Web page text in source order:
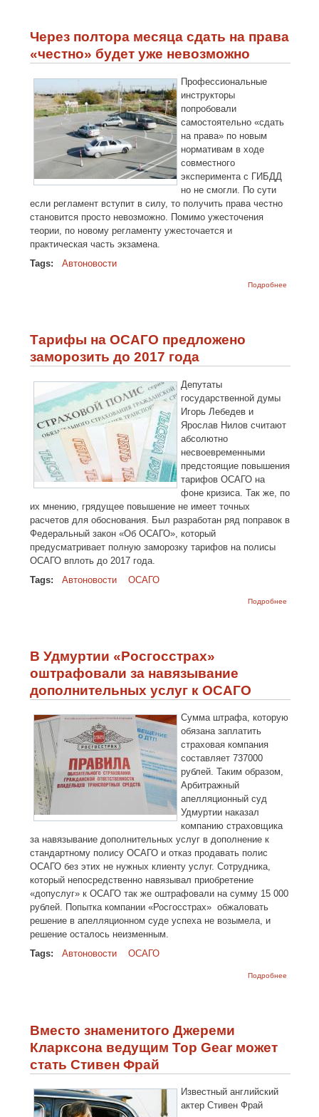
лишения
Через полтора месяца сдать на права
«честно» будет уже невозможно
Профессиональные
инструкторы
попробовали
самостоятельно «сдать
на права» по новым
нормативам в ходе
совместного
эксперимента с ГИБДД
но не смогли. По сути
если регламент вступит в силу, то получить права честно
становится просто невозможно. Помимо ужесточения
теории, по новому регламенту ужесточается и
практическая часть экзамена.
Tags:
Автоновости
Подробнее
Тарифы на ОСАГО предложено
заморозить до 2017 года
Депутаты
государственной думы
Игорь Лебедев и
Ярослав Нилов считают
абсолютно
несвоевременными
предстоящие повышения
тарифов ОСАГО на
фоне кризиса. Так же, по
их мнению, грядущее повышение не имеет точных
расчетов для обоснования. Был разработан ряд поправок в
Федеральный закон «Об ОСАГО», который
предусматривает полную заморозку тарифов на полисы
ОСАГО вплоть до 2017 года.
Tags:
Автоновости ОСАГО
Подробнее
В Удмуртии «Росгосстрах»
оштрафовали за навязывание
дополнительных услуг к ОСАГО
Сумма штрафа, которую
обязана заплатить
страховая компания
составляет 737000
рублей. Таким образом,
Арбитражный
апелляционный суд
Удмуртии наказал
компанию страховщика
за навязывание дополнительных услуг в дополнение к
стандартному полису ОСАГО и отказ продавать полис
ОСАГО без этих не нужных клиенту услуг. Сотрудника,
который непосредственно навязывал приобретение
«допуслуг» к ОСАГО так же оштрафовали на сумму 15 000
рублей. Попытка компании «Росгосстрах» обжаловать
решение в апелляционном суде успеха не возымела, и
решение осталось неизменным.
Tags:
Автоновости ОСАГО
Подробнее
Вместо знаменитого Джереми
Кларксона ведущим Top Gear может
стать Стивен Фрай
Известный английский
актер Стивен Фрай